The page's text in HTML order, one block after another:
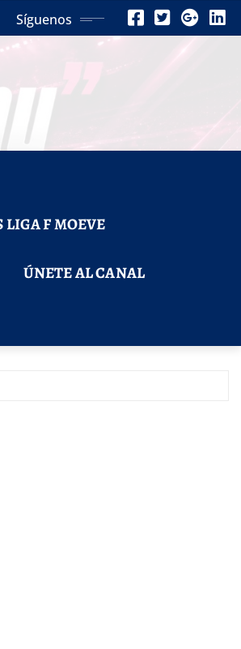
Síguenos
LIGA F MOEVE
ÚNETE AL CANAL